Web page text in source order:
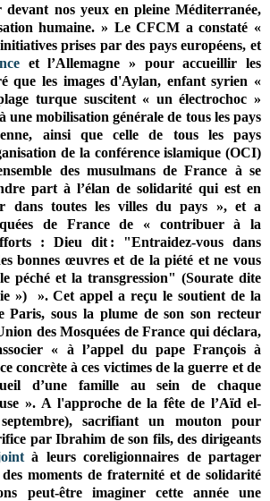
nos yeux en pleine Méditerranée,
humaine. » Le CFCM a constaté «
prises par des pays européens, et
et l’Allemagne » pour accueillir les
que les images d'Aylan, enfant syrien «
turque suscitent « un électrochoc »
une mobilisation générale de tous les pays
ainsi que celle de tous les pays
de la conférence islamique (OCI)
des musulmans de France à se
part à l’élan de solidarité qui est en
dans toutes les villes du pays », et a
de France de « contribuer à la
: Dieu dit : "Entraidez-vous dans
bonnes œuvres et de la piété et ne vous
péché et la transgression" (Sourate dite
»)
». Cet appel a reçu le soutient de la
Paris, sous la plume de son son recteur
des Mosquées de France qui déclara,
« à l’appel du pape François à
concrète à ces victimes de la guerre et de
d’une famille au sein de chaque
». A l'approche de la fête de l’Aïd el-
sacrifiant un mouton pour
par Ibrahim de son fils, des dirigeants
à leurs coreligionnaires de partager
moments de fraternité et de solidarité
peut-être imaginer cette année une